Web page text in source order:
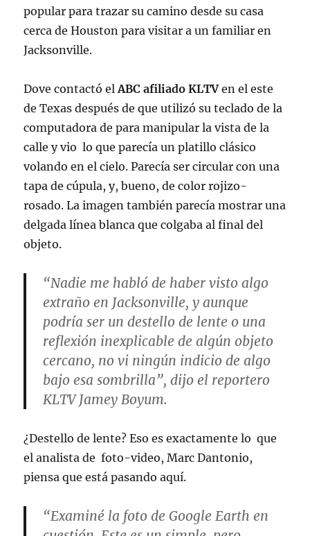
popular para trazar su camino desde su casa
cerca de Houston para visitar a un familiar en
Jacksonville.
Dove contactó elABC afiliado KLTVen el este
de Texas después de que utilizó su teclado de la
computadora de para manipular la vista de la
calle y vio lo que parecía un platillo clásico
volando en el cielo. Parecía ser circular con una
tapa de cúpula, y, bueno, de color rojizo-
rosado. La imagen también parecía mostrar una
delgada línea blanca que colgaba al final del
objeto.
“Nadie me habló de haber visto algo
extraño en Jacksonville, y aunque
podría ser un destello de lente o una
reflexión inexplicable de algún objeto
cercano, no vi ningún indicio de algo
bajo esa sombrilla”, dijo el reportero
KLTV Jamey Boyum.
¿Destello de lente? Eso es exactamente lo que
el analista de foto-video, Marc Dantonio,
piensa que está pasando aquí.
“Examiné la foto de Google Earth en